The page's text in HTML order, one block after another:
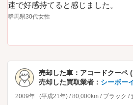
速で好感持てると感じました。
群馬県30代女性
売却した車： アコードクーペ
売却した買取業者： シーボー
2009年 (平成21年) / 80,000km / ブラック /